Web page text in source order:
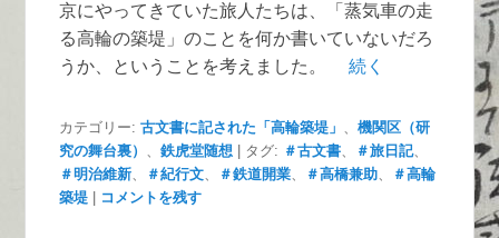
京にやってきていた旅人たちは、「蒸気車の走
る高輪の築堤」のことを何か書いていないだろ
うか、ということを考えました。続く
カテゴリー: 古文書に記された「高輪築堤」 、機関区（研
究の舞台裏） 、鉄虎堂随想 タグ: ＃古文書、 ＃旅日記、
＃明治維新、 ＃紀行文、 ＃鉄道開業、 ＃高橋兼助、
＃高輪
築堤
コメントを残す